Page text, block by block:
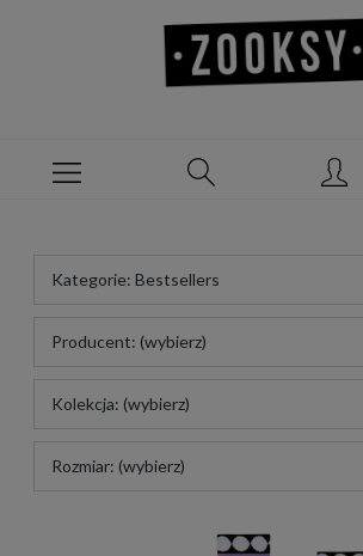
Kategorie: Bestsellers
Producent: (wybierz)
Kolekcja: (wybierz)
Rozmiar: (wybierz)